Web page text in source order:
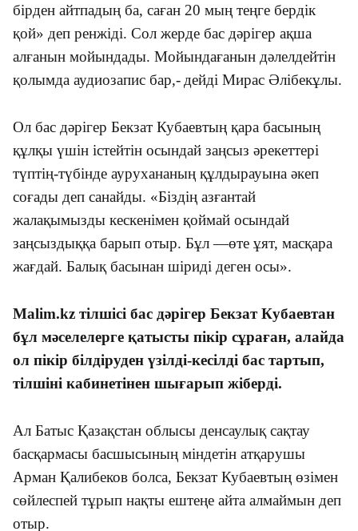
бірден айтпадың ба, саған 20 мың теңге бердік
қой» деп ренжіді. Сол жерде бас дәрігер ақша
алғанын мойындады. Мойындағанын дәлелдейтін
қолымда аудиозапис бар,- дейді Мирас Әлібекұлы.
Ол бас дәрігер Бекзат Кубаевтың қара басының
құлқы үшін істейтін осындай заңсыз әрекеттері
түптің-түбінде аурухананың құлдырауына әкеп
соғады деп санайды. «Біздің азғантай
жалақымызды кескенімен қоймай осындай
заңсыздыққа барып отыр. Бұл —өте ұят, масқара
жағдай. Балық басынан шіриді деген осы».
Malim.kz тілшісі бас дәрігер Бекзат Кубаевтан
бұл мәселелерге қатысты пікір сұраған, алайда
ол пікір білдіруден үзілді-кесілді бас тартып,
тілшіні кабинетінен шығарып жіберді.
Ал Батыс Қазақстан облысы денсаулық сақтау
басқармасы басшысының міндетін атқарушы
Арман Қалибеков болса, Бекзат Кубаевтың өзімен
сөйлеспей тұрып нақты ештеңе айта алмаймын деп
отыр.